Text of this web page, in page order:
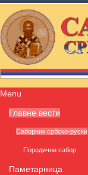
Menu
Главне вести
Саборник србско-руски
Породични сабор
Паметарница